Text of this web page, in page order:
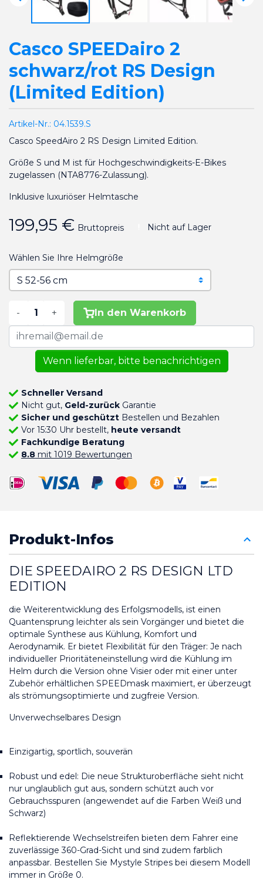
Casco SPEEDairo 2
schwarz/rot RS Design
(Limited Edition)
Artikel-Nr.: 04.1539.S
Casco SpeedAiro 2 RS Design Limited Edition.
Größe S und M ist für Hochgeschwindigkeits-E-Bikes
zugelassen (NTA8776-Zulassung).
Inklusive luxuriöser Helmtasche
199,95 € Bruttopreis Nicht auf Lager
Wählen Sie Ihre Helmgröße
- + In den Warenkorb
Wenn lieferbar, bitte benachrichtigen
Schneller Versand
Nicht gut, Geld-zurückGarantie
Sicher und geschütztBestellen und Bezahlen
Vor 15:30 Uhr bestellt, heute versandt
Fachkundige Beratung
8.8mit 1019 Bewertungen
Produkt-Infos
DIE SPEEDAIRO 2 RS DESIGN LTD
EDITION
die Weiterentwicklung des Erfolgsmodells, ist einen
Quantensprung leichter als sein Vorgänger und bietet die
optimale Synthese aus Kühlung, Komfort und
Aerodynamik. Er bietet Flexibilität für den Träger: Je nach
individueller Prioritäteneinstellung wird die Kühlung im
Helm durch die Version ohne Visier oder mit einer unter
Zubehör erhältlichen SPEEDmask maximiert, er überzeugt
als strömungsoptimierte und zugfreie Version.
Unverwechselbares Design
Einzigartig, sportlich, souverän
Robust und edel: Die neue Strukturoberfläche sieht nicht
nur unglaublich gut aus, sondern schützt auch vor
Gebrauchsspuren (angewendet auf die Farben Weiß und
Schwarz)
Reflektierende Wechselstreifen bieten dem Fahrer eine
zuverlässige 360-Grad-Sicht und sind zudem farblich
anpassbar. Bestellen Sie Mystyle Stripes bei diesem Modell
immer in Größe 0.